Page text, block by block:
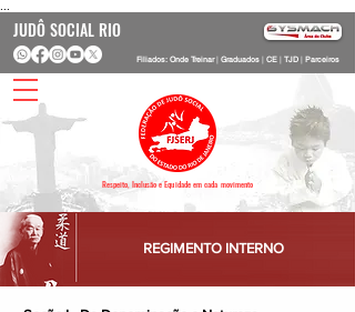
JUDÔ SOCIAL RIO
Filiados: Onde Treinar| Graduados | CE | TJD | Parceiros
Respeito, Inclusão e Equidade em cada movimento
REGIMENTO INTERNO